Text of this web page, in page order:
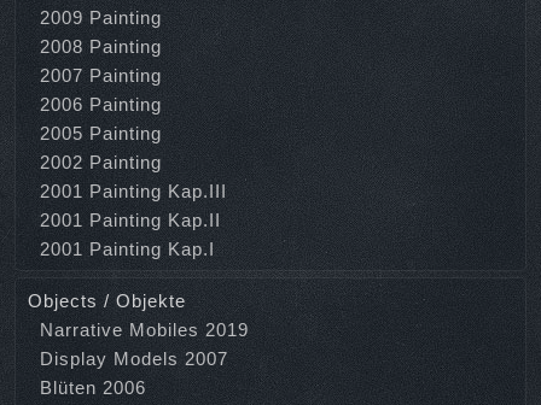
2009 Painting
2008 Painting
2007 Painting
2006 Painting
2005 Painting
2002 Painting
2001 Painting Kap.III
2001 Painting Kap.II
2001 Painting Kap.I
Objects / Objekte
Narrative Mobiles 2019
Display Models 2007
Blüten 2006